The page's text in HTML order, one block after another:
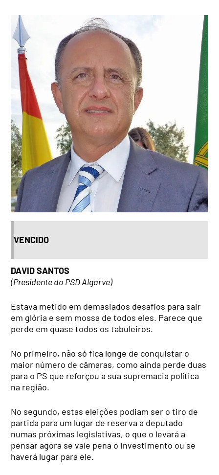
VENCIDO
DAVID SANTOS
(Presidente do PSD Algarve)
Estava metido em demasiados desafios para sair
em glória e sem mossa de todos eles. Parece que
perde em quase todos os tabuleiros.
No primeiro, não só fica longe de conquistar o
maior número de câmaras, como ainda perde duas
para o PS que reforçou a sua supremacia política
na região.
No segundo, estas eleições podiam ser o tiro de
partida para um lugar de reserva a deputado
numas próximas legislativas, o que o levará a
pensar agora se vale pena o investimento ou se
haverá lugar para ele.